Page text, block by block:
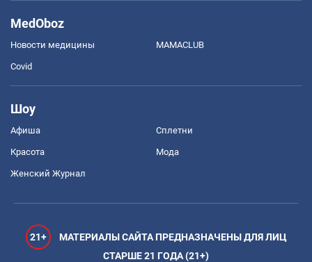
MedOboz
Новости медицины MAMACLUB
Covid
Шоу
Афиша Сплетни
Красота Мода
Женский Журнал
21+
МАТЕРИАЛЫ САЙТА ПРЕДНАЗНАЧЕНЫ ДЛЯ ЛИЦ
СТАРШЕ 21 ГОДА (21+)